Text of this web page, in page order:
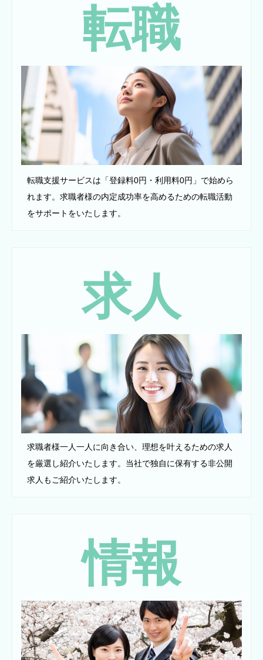
転職
転職支援サービスは「登録料0円・利用料0円」で始めら
れます。求職者様の内定成功率を高めるための転職活動
をサポートをいたします。
求人
求職者様一人一人に向き合い、理想を叶えるための求人
を厳選し紹介いたします。当社で独自に保有する非公開
求人もご紹介いたします。
情報